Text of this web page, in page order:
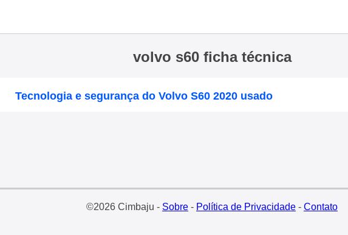
volvo s60 ficha técnica
Tecnologia e segurança do Volvo S60 2020 usado
©2026 Cimbaju - Sobre- Política de Privacidade- Contato